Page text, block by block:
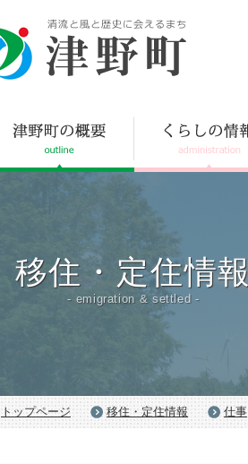
移住・定住情報
- emigration & settled -
トップページ 移住・定住情報 仕事